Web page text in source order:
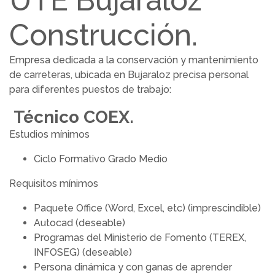
Construcción.
Empresa dedicada a la conservación y mantenimiento
de carreteras, ubicada en Bujaraloz precisa personal
para diferentes puestos de trabajo:
Técnico COEX.
Estudios mínimos
Ciclo Formativo Grado Medio
Requisitos mínimos
Paquete Office (Word, Excel, etc) (imprescindible)
Autocad (deseable)
Programas del Ministerio de Fomento (TEREX,
INFOSEG) (deseable)
Persona dinámica y con ganas de aprender